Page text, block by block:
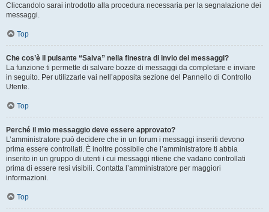
Cliccandolo sarai introdotto alla procedura necessaria per la segnalazione dei
messaggi.
Top
Che cos’è il pulsante “Salva” nella finestra di invio dei messaggi?
La funzione ti permette di salvare bozze di messaggi da completare e inviare
in seguito. Per utilizzarle vai nell’apposita sezione del Pannello di Controllo
Utente.
Top
Perché il mio messaggio deve essere approvato?
L’amministratore può decidere che in un forum i messaggi inseriti devono
prima essere controllati. È inoltre possibile che l’amministratore ti abbia
inserito in un gruppo di utenti i cui messaggi ritiene che vadano controllati
prima di essere resi visibili. Contatta l’amministratore per maggiori
informazioni.
Top